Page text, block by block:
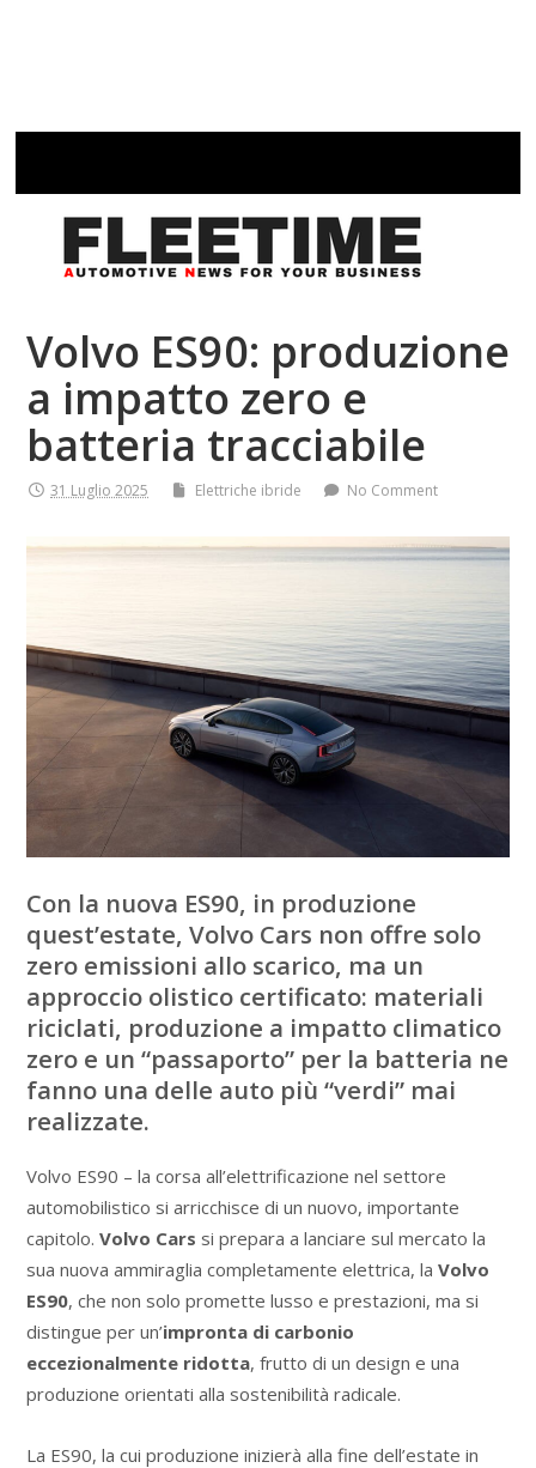
Volvo ES90: produzione
a impatto zero e
batteria tracciabile
31 Luglio 2025 Elettriche ibride No Comment
Con la nuova ES90, in produzione
quest’estate, Volvo Cars non offre solo
zero emissioni allo scarico, ma un
approccio olistico certificato: materiali
riciclati, produzione a impatto climatico
zero e un “passaporto” per la batteria ne
fanno una delle auto più “verdi” mai
realizzate.
Volvo ES90 – la corsa all’elettrificazione nel settore
automobilistico si arricchisce di un nuovo, importante
capitolo. Volvo Cars si prepara a lanciare sul mercato la
sua nuova ammiraglia completamente elettrica, la Volvo
ES90, che non solo promette lusso e prestazioni, ma si
distingue per un’impronta di carbonio
eccezionalmente ridotta, frutto di un design e una
produzione orientati alla sostenibilità radicale.
La ES90, la cui produzione inizierà alla fine dell’estate in